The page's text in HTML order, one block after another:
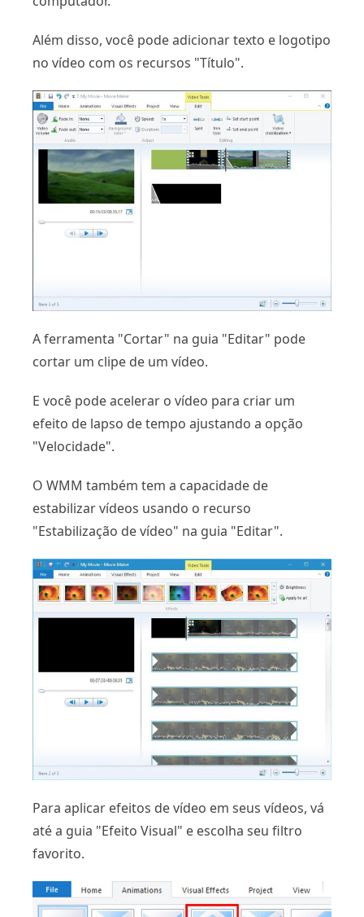
Além disso, você pode adicionar texto e logotipo
no vídeo com os recursos "Título".
A ferramenta "Cortar" na guia "Editar" pode
cortar um clipe de um vídeo.
E você pode acelerar o vídeo para criar um
efeito de lapso de tempo ajustando a opção
"Velocidade".
O WMM também tem a capacidade de
estabilizar vídeos usando o recurso
"Estabilização de vídeo" na guia "Editar".
Para aplicar efeitos de vídeo em seus vídeos, vá
até a guia "Efeito Visual" e escolha seu filtro
favorito.